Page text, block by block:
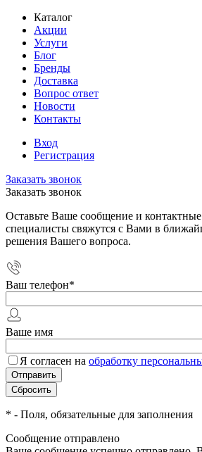
Каталог
Акции
Услуги
Блог
Бренды
Доставка
Вопрос ответ
Новости
Контакты
Вход
Регистрация
Заказать звонок
Заказать звонок
Оставьте Ваше сообщение и
специалисты свяжутся с Вами в
решения Вашего вопроса.
Ваш телефон*
Ваше имя
Я согласен на обработку
* - Поля, обязательные для заполнения
Сообщение отправлено